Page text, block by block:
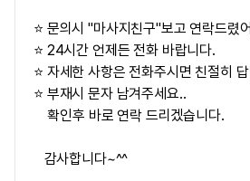
⭐ 문의시 "마사지친구"보고 연락드렸
⭐ 24시간 언제든 전화 바랍니다.
⭐ 자세한 사항은 전화주시면 친절히
⭐ 부재시 문자 남겨주세요..
확인후 바로 연락 드리겠습니다.
감사합니다~^^